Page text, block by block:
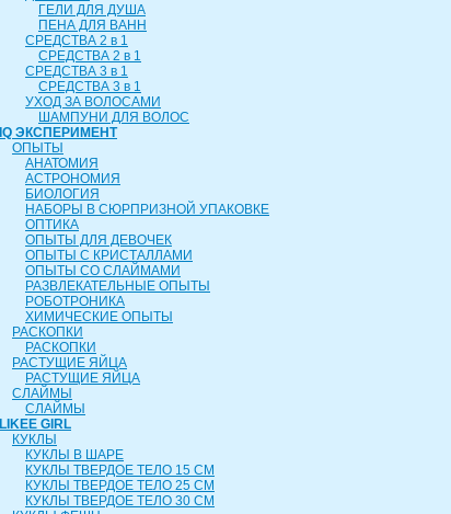
ГЕЛИ ДЛЯ ДУША
ПЕНА ДЛЯ ВАНН
СРЕДСТВА 2 в 1
СРЕДСТВА 2 в 1
СРЕДСТВА 3 в 1
СРЕДСТВА 3 в 1
УХОД ЗА ВОЛОСАМИ
ШАМПУНИ ДЛЯ ВОЛОС
IQ ЭКСПЕРИМЕНТ
ОПЫТЫ
АНАТОМИЯ
АСТРОНОМИЯ
БИОЛОГИЯ
НАБОРЫ В СЮРПРИЗНОЙ УПАКОВКЕ
ОПТИКА
ОПЫТЫ ДЛЯ ДЕВОЧЕК
ОПЫТЫ С КРИСТАЛЛАМИ
ОПЫТЫ СО СЛАЙМАМИ
РАЗВЛЕКАТЕЛЬНЫЕ ОПЫТЫ
РОБОТРОНИКА
ХИМИЧЕСКИЕ ОПЫТЫ
РАСКОПКИ
РАСКОПКИ
РАСТУЩИЕ ЯЙЦА
РАСТУЩИЕ ЯЙЦА
СЛАЙМЫ
СЛАЙМЫ
LIKEE GIRL
КУКЛЫ
КУКЛЫ В ШАРЕ
КУКЛЫ ТВЕРДОЕ ТЕЛО 15 СМ
КУКЛЫ ТВЕРДОЕ ТЕЛО 25 СМ
КУКЛЫ ТВЕРДОЕ ТЕЛО 30 СМ